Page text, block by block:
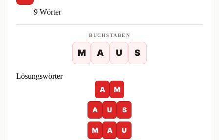
9 Wörter
BUCHSTABEN
M A U S
Lösungswörter
A
M
A U S
M A U